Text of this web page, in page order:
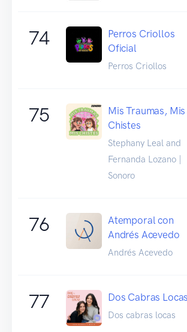
74
Perros Criollos
Oficial
Perros Criollos
75
Mis Traumas, Mis
Chistes
Stephany Leal and
Fernanda Lozano |
Sonoro
76
Atemporal con
Andrés Acevedo
Andrés Acevedo
77 Dos Cabras Locas
Dos cabras locas